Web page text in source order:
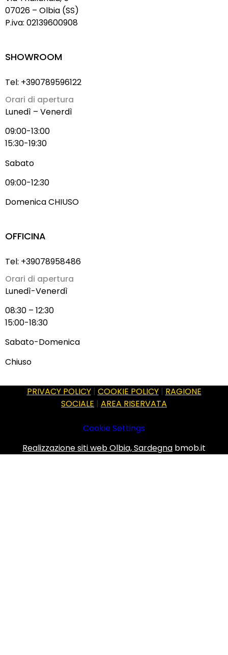
07026 – Olbia (SS)
P.iva: 02139600908
SHOWROOM
Tel: +390789596122
Orari di apertura
Lunedì – Venerdì
09:00-13:00
15:30-19:30
Sabato
09:00-12:30
Domenica CHIUSO
OFFICINA
Tel: +39078958486
Orari di apertura
Lunedì-Venerdì
08:30 – 12:30
15:00-18:30
Sabato-Domenica
Chiuso
PRIVACY POLICY| COOKIE POLICY| RAGIONE
SOCIALE | AREA RISERVATA
Cookie Settings
Realizzazione siti web Olbia, Sardegna bmob.it